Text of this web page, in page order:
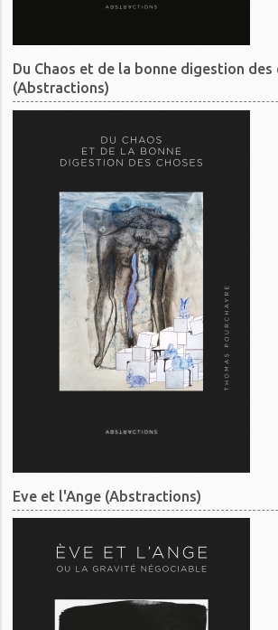
Du Chaos et de la bonne digestion des
(Abstractions)
Eve et l'Ange (Abstractions)